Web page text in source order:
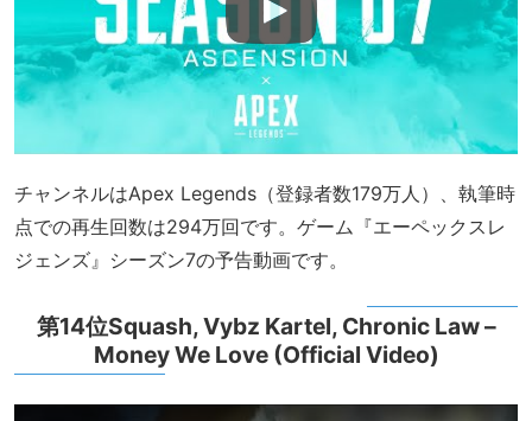
チャンネルはApex Legends（登録者数179万人）、執筆時
点での再生回数は294万回です。ゲーム『エーペックスレ
ジェンズ』シーズン7の予告動画です。
第14位Squash, Vybz Kartel, Chronic Law –
Money We Love (Official Video)